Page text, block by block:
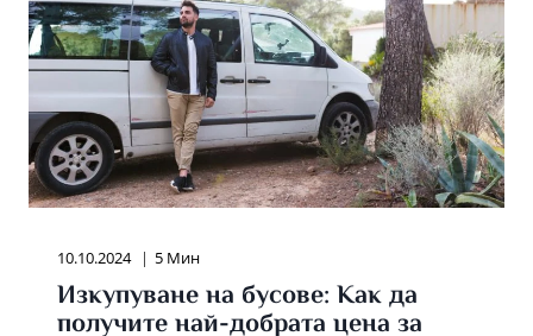
10.10.2024 5 Мин
Изкупуване на бусове: Как да
получите най-добрата цена за